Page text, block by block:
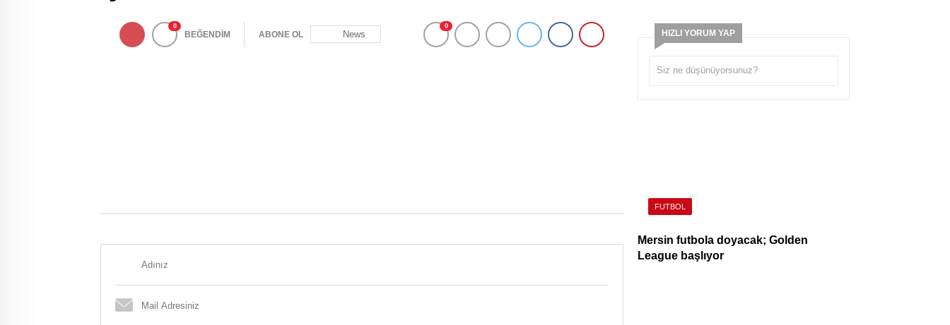
0
BEĞENDİM ABONE OL News
0
HIZLI YORUM YAP
FUTBOL
Mersin futbola doyacak; Golden
League başlıyor